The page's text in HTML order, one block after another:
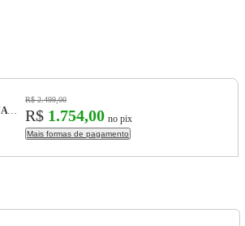
Smartwatch HUAWEI WATCH GT 6 41mm, Esportes, Bateria Até 14 Dias, Bem-Estar Emocional, Branco
R$ 2.499,00
R$ 1.754,00 no pix
Mais formas de pagamento